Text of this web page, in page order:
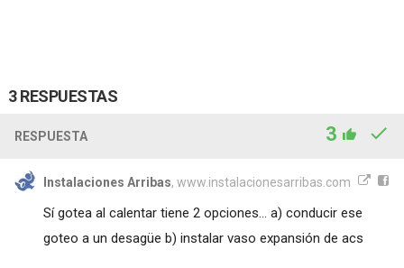
3 RESPUESTAS
RESPUESTA 3
Instalaciones Arribas, www.instalacionesarribas.com
Sí gotea al calentar tiene 2 opciones... a) conducir ese
goteo a un desagüe b) instalar vaso expansión de acs